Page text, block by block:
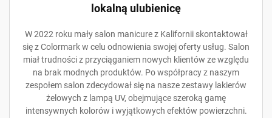
lokalną ulubienicę
W 2022 roku mały salon manicure z Kalifornii skontaktował
się z Colormark w celu odnowienia swojej oferty usług. Salon
miał trudności z przyciąganiem nowych klientów ze względu
na brak modnych produktów. Po współpracy z naszym
zespołem salon zdecydował się na nasze zestawy lakierów
żelowych z lampą UV, obejmujące szeroką gamę
intensywnych kolorów i wyjątkowych efektów powierzchni.